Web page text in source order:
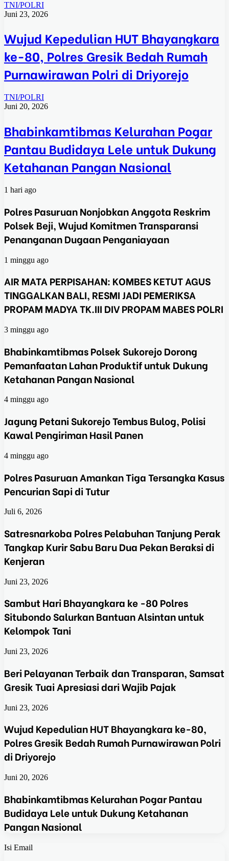
TNI/POLRI
Juni 23, 2026
Wujud Kepedulian HUT Bhayangkara
ke-80, Polres Gresik Bedah Rumah
Purnawirawan Polri di Driyorejo
TNI/POLRI
Juni 20, 2026
Bhabinkamtibmas Kelurahan Pogar
Pantau Budidaya Lele untuk Dukung
Ketahanan Pangan Nasional
1 hari ago
Polres Pasuruan Nonjobkan Anggota Reskrim
Polsek Beji, Wujud Komitmen Transparansi
Penanganan Dugaan Penganiayaan
1 minggu ago
AIR MATA PERPISAHAN: KOMBES KETUT AGUS
TINGGALKAN BALI, RESMI JADI PEMERIKSA
PROPAM MADYA TK.III DIV PROPAM MABES POLRI
3 minggu ago
Bhabinkamtibmas Polsek Sukorejo Dorong
Pemanfaatan Lahan Produktif untuk Dukung
Ketahanan Pangan Nasional
4 minggu ago
Jagung Petani Sukorejo Tembus Bulog, Polisi
Kawal Pengiriman Hasil Panen
4 minggu ago
Polres Pasuruan Amankan Tiga Tersangka Kasus
Pencurian Sapi di Tutur
Juli 6, 2026
Satresnarkoba Polres Pelabuhan Tanjung Perak
Tangkap Kurir Sabu Baru Dua Pekan Beraksi di
Kenjeran
Juni 23, 2026
Sambut Hari Bhayangkara ke -80 Polres
Situbondo Salurkan Bantuan Alsintan untuk
Kelompok Tani
Juni 23, 2026
Beri Pelayanan Terbaik dan Transparan, Samsat
Gresik Tuai Apresiasi dari Wajib Pajak
Juni 23, 2026
Wujud Kepedulian HUT Bhayangkara ke-80,
Polres Gresik Bedah Rumah Purnawirawan Polri
di Driyorejo
Juni 20, 2026
Bhabinkamtibmas Kelurahan Pogar Pantau
Budidaya Lele untuk Dukung Ketahanan
Pangan Nasional
Isi Email